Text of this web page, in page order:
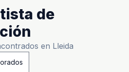
de
en Lleida